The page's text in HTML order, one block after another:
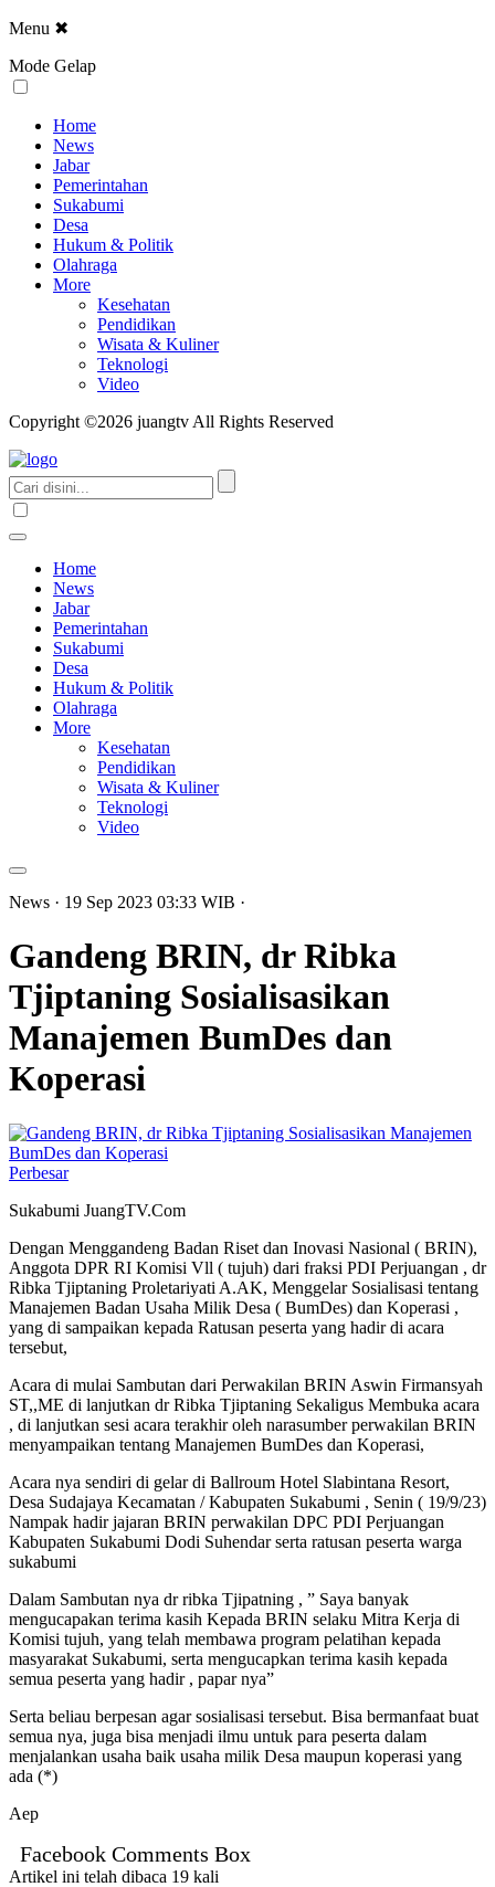
Menu ✖
Mode Gelap
Home
News
Jabar
Pemerintahan
Sukabumi
Desa
Hukum & Politik
Olahraga
More
Kesehatan
Pendidikan
Wisata & Kuliner
Teknologi
Video
Copyright ©2026 juangtv All Rights Reserved
Home
News
Jabar
Pemerintahan
Sukabumi
Desa
Hukum & Politik
Olahraga
More
Kesehatan
Pendidikan
Wisata & Kuliner
Teknologi
Video
News · 19 Sep 2023 03:33 WIB ·
Gandeng BRIN, dr Ribka
Tjiptaning Sosialisasikan
Manajemen BumDes dan
Koperasi
Perbesar
Sukabumi JuangTV.Com
Dengan Menggandeng Badan Riset dan Inovasi Nasional ( BRIN),
Anggota DPR RI Komisi Vll ( tujuh) dari fraksi PDI Perjuangan , dr
Ribka Tjiptaning Proletariyati A.AK, Menggelar Sosialisasi tentang
Manajemen Badan Usaha Milik Desa ( BumDes) dan Koperasi ,
yang di sampaikan kepada Ratusan peserta yang hadir di acara
tersebut,
Acara di mulai Sambutan dari Perwakilan BRIN Aswin Firmansyah
ST,,ME di lanjutkan dr Ribka Tjiptaning Sekaligus Membuka acara
, di lanjutkan sesi acara terakhir oleh narasumber perwakilan BRIN
menyampaikan tentang Manajemen BumDes dan Koperasi,
Acara nya sendiri di gelar di Ballroum Hotel Slabintana Resort,
Desa Sudajaya Kecamatan / Kabupaten Sukabumi , Senin ( 19/9/23)
Nampak hadir jajaran BRIN perwakilan DPC PDI Perjuangan
Kabupaten Sukabumi Dodi Suhendar serta ratusan peserta warga
sukabumi
Dalam Sambutan nya dr ribka Tjipatning , ” Saya banyak
mengucapakan terima kasih Kepada BRIN selaku Mitra Kerja di
Komisi tujuh, yang telah membawa program pelatihan kepada
masyarakat Sukabumi, serta mengucapkan terima kasih kepada
semua peserta yang hadir , papar nya”
Serta beliau berpesan agar sosialisasi tersebut. Bisa bermanfaat buat
semua nya, juga bisa menjadi ilmu untuk para peserta dalam
menjalankan usaha baik usaha milik Desa maupun koperasi yang
ada (*)
Aep
Facebook Comments Box
Artikel ini telah dibaca 19 kali